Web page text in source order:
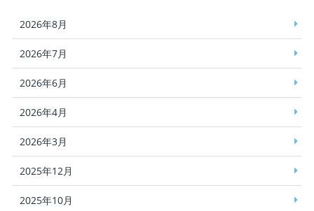
2026年8月
2026年7月
2026年6月
2026年4月
2026年3月
2025年12月
2025年10月